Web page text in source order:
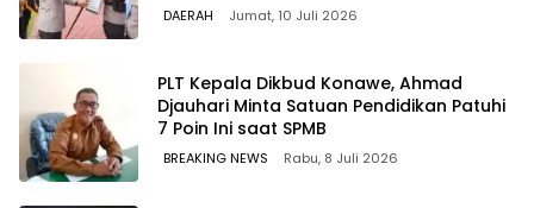
DAERAH Jumat, 10 Juli 2026
PLT Kepala Dikbud Konawe, Ahmad
Djauhari Minta Satuan Pendidikan Patuhi
7 Poin Ini saat SPMB
BREAKING NEWS Rabu, 8 Juli 2026